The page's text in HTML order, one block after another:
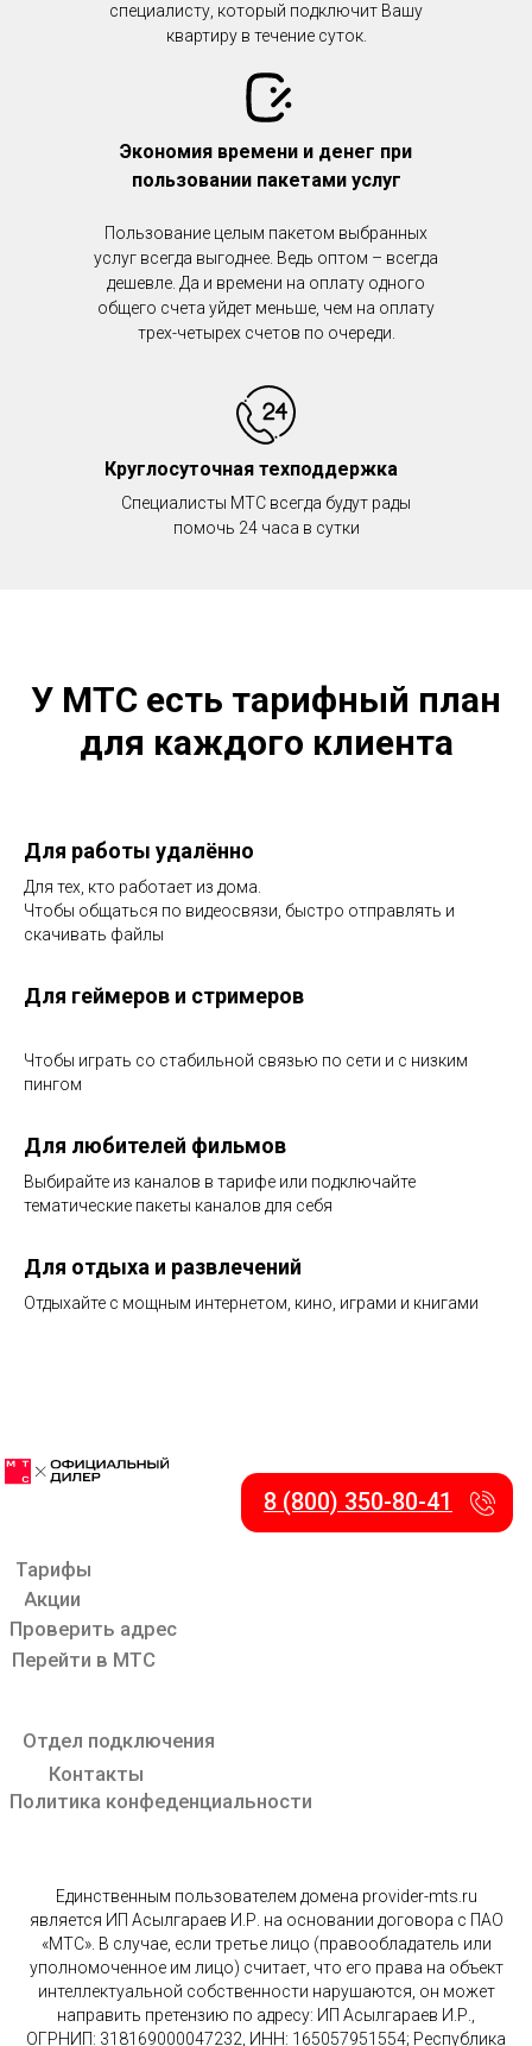
Круглосуточная техподдержка
Экономия времени и денег при
пользовании пакетами услуг
специалисту, который подключит Вашу
квартиру в течение суток.
Пользование целым пакетом выбранных
услуг всегда выгоднее. Ведь оптом – всегда
дешевле. Да и времени на оплату одного
общего счета уйдет меньше, чем на оплату
трех-четырех счетов по очереди.
Специалисты МТС всегда будут рады
помочь 24 часа в сутки
У МТС есть тарифный план
для каждого клиента
Для работы удалённо
Для тех, кто работает из дома.
Чтобы общаться по видеосвязи, быстро отправлять и
скачивать файлы
Для геймеров и стримеров
Чтобы играть со стабильной связью по сети и с низким
пингом
Для любителей фильмов
Выбирайте из каналов в тарифе или подключайте
тематические пакеты каналов для себя
Для отдыха и развлечений
Отдыхайте с мощным интернетом, кино, играми и книгами
Единственным пользователем домена provider-mts.ru
является ИП Асылгараев И.Р. на основании договора с ПАО
«МТС». В случае, если третье лицо (правообладатель или
уполномоченное им лицо) считает, что его права на объект
интеллектуальной собственности нарушаются, он может
направить претензию по адресу: ИП Асылгараев И.Р.,
ОГРНИП: 318169000047232, ИНН: 165057951554; Республика